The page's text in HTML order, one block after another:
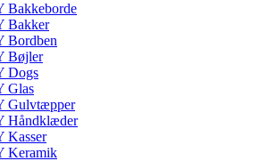
Bakkeborde
Bakker
Bordben
Bøjler
Dogs
Glas
Gulvtæpper
Håndklæder
Kasser
Keramik